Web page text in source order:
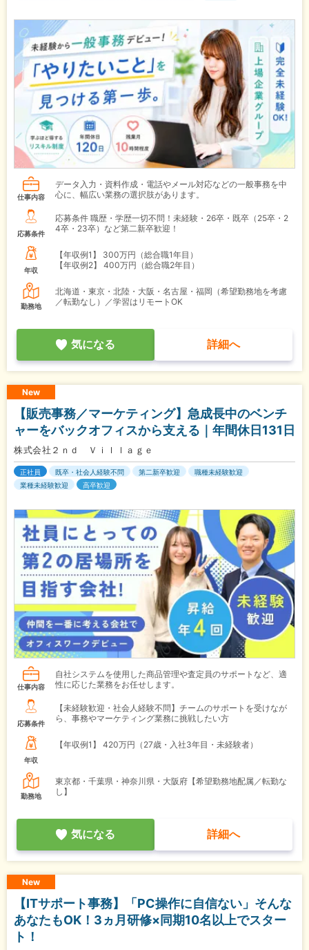
仕事内容
データ入力・資料作成・電話やメール対応などの一般事務を中
心に、幅広い業務の選択肢があります。
応募条件
応募条件 職歴・学歴一切不問！未経験・26卒・既卒（25卒・2
4卒・23卒）など第二新卒歓迎！
年収
【年収例1】
300万円（総合職1年目）
【年収例2】
400万円（総合職2年目）
勤務地
北海道・東京・北陸・大阪・名古屋・福岡（希望勤務地を考慮
／転勤なし）／学習はリモートOK
気になる 詳細へ
New
【販売事務／マーケティング】急成長中のベンチ
ャーをバックオフィスから支える｜年間休日131日
株式会社２ｎｄ Ｖｉｌｌａｇｅ
正社員 既卒・社会人経験不問 第二新卒歓迎
職種未経験歓迎
業種未経験歓迎
高卒歓迎
仕事内容
自社システムを使用した商品管理や査定員のサポートなど、適
性に応じた業務をお任せします。
応募条件
【未経験歓迎・社会人経験不問】チームのサポートを受けなが
ら、事務やマーケティング業務に挑戦したい方
年収
【年収例1】 420万円（27歳・入社3年目・未経験者）
勤務地
東京都・千葉県・神奈川県・大阪府【希望勤務地配属／転勤な
し】
気になる 詳細へ
New
【ITサポート事務】「PC操作に自信ない」そんな
あなたもOK！3ヵ月研修×同期10名以上でスター
ト！